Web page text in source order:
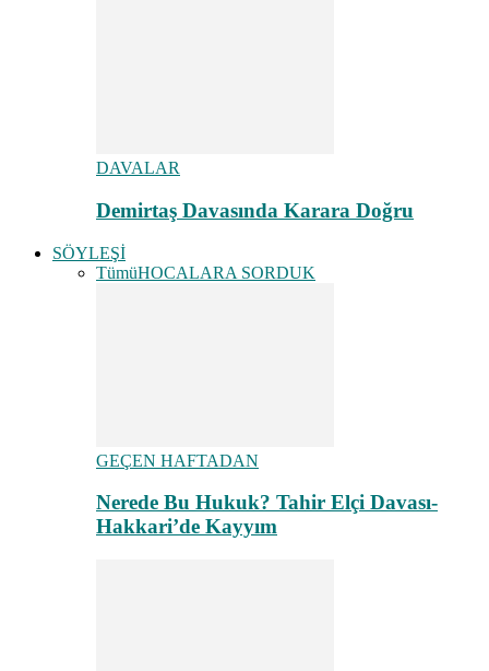
DAVALAR
Demirtaş Davasında Karara Doğru
SÖYLEŞİ
TümüHOCALARA SORDUK
GEÇEN HAFTADAN
Nerede Bu Hukuk? Tahir Elçi Davası-
Hakkari’de Kayyım